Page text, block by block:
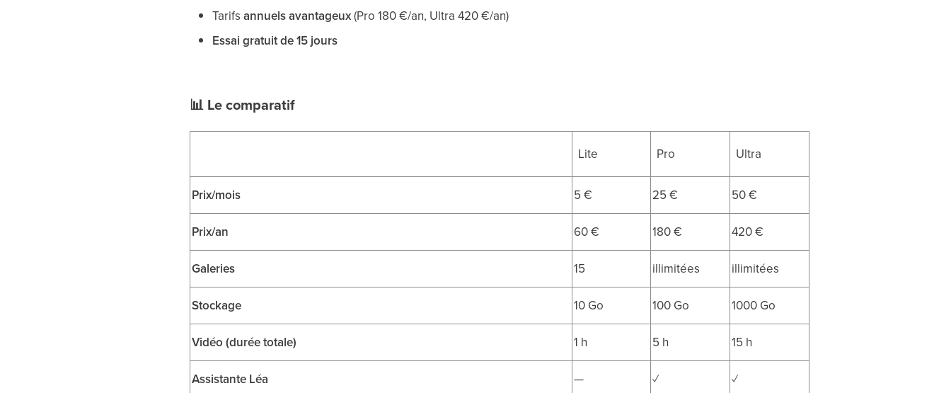
Tarifsannuels avantageux(Pro 180 €/an, Ultra 420 €/an)
Essai gratuit de 15 jours
📊 Le comparatif
Lite Pro Ultra
Prix/mois 5 € 25 € 50 €
Prix/an 60 € 180 € 420 €
Galeries 15 illimitées illimitées
Stockage 10 Go 100 Go 1000 Go
Vidéo (durée totale) 1 h 5 h 15 h
Assistante Léa — ✓ ✓